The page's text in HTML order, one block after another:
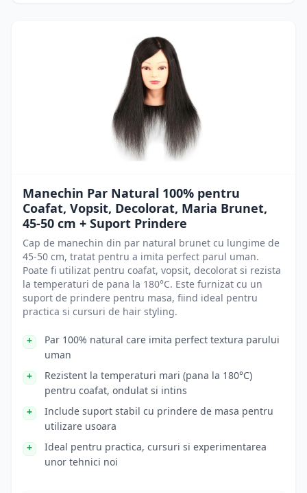
Manechin Par Natural 100% pentru
Coafat, Vopsit, Decolorat, Maria Brunet,
45-50 cm + Suport Prindere
Cap de manechin din par natural brunet cu lungime de
45-50 cm, tratat pentru a imita perfect parul uman.
Poate fi utilizat pentru coafat, vopsit, decolorat si rezista
la temperaturi de pana la 180°C. Este furnizat cu un
suport de prindere pentru masa, fiind ideal pentru
practica si cursuri de hair styling.
Par 100% natural care imita perfect textura parului
uman
Rezistent la temperaturi mari (pana la 180°C)
pentru coafat, ondulat si intins
Include suport stabil cu prindere de masa pentru
utilizare usoara
Ideal pentru practica, cursuri si experimentarea
unor tehnici noi